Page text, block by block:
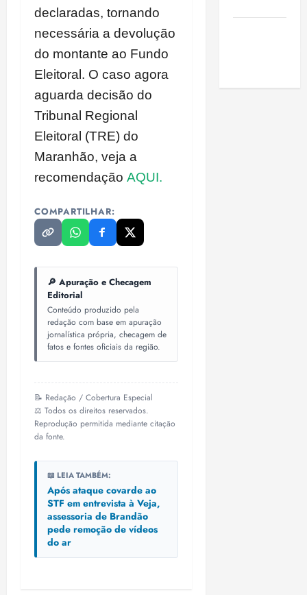
declaradas, tornando
necessária a devolução
do montante ao Fundo
Eleitoral. O caso agora
aguarda decisão do
Tribunal Regional
Eleitoral (TRE) do
Maranhão, veja a
recomendação AQUI.
COMPARTILHAR:
🔎 Apuração e Checagem
Editorial
Conteúdo produzido pela
redação com base em apuração
jornalística própria, checagem de
fatos e fontes oficiais da região.
📝 Redação / Cobertura Especial
⚖️ Todos os direitos reservados.
Reprodução permitida mediante citação
da fonte.
📖 LEIA TAMBÉM:
Após ataque covarde ao
STF em entrevista à Veja,
assessoria de Brandão
pede remoção de vídeos
do ar